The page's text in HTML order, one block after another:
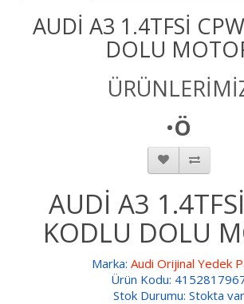
AUDİ A3 1.4TFSİ
DOLU
•Ö
AUDİ A3
KODLU DOLU
Marka: Audi Orijinal Yedek
Ürün Kodu:
Stok Durumu: Stokta var